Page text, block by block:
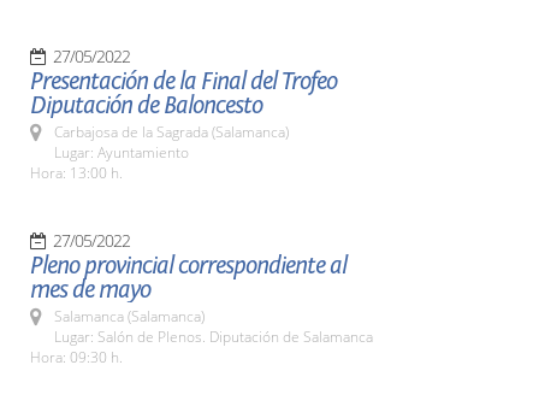
27/05/2022
Presentación de la Final del Trofeo
Diputación de Baloncesto
Carbajosa de la Sagrada (Salamanca)
Lugar: Ayuntamiento
Hora: 13:00 h.
27/05/2022
Pleno provincial correspondiente al
mes de mayo
Salamanca (Salamanca)
Lugar: Salón de Plenos. Diputación de Salamanca
Hora: 09:30 h.